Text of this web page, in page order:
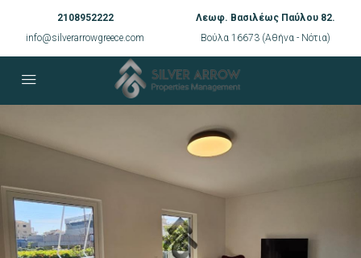
2108952222
info@silverarrowgreece.com
Λεωφ. Βασιλέως Παύλου 82.
Βούλα 16673 (Αθήνα - Νότια)